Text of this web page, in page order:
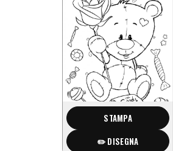
STAMPA
✏️ DISEGNA